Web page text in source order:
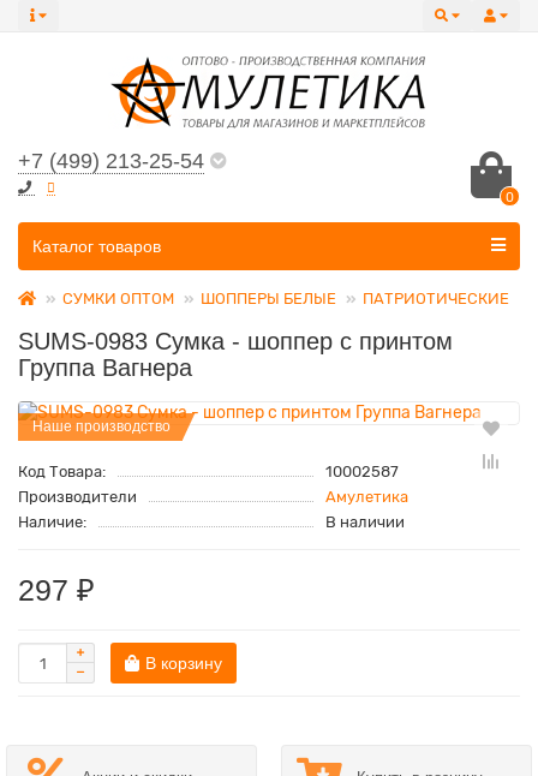
+7 (499) 213-25-54
0
Все категории
Каталог товаров
СУМКИ ОПТОМ ШОППЕРЫ БЕЛЫЕ ПАТРИОТИЧЕСКИЕ
SUMS-0983 Сумка - шоппер с принтом
Группа Вагнера
Наше производство
Код Товара:
10002587
Производители
Амулетика
Наличие:
В наличии
297 ₽
В корзину